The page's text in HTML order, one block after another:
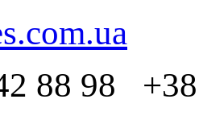
88 98 +38